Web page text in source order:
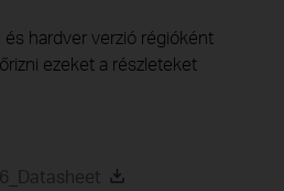
és hardver verzió régióként
ezeket a részleteket